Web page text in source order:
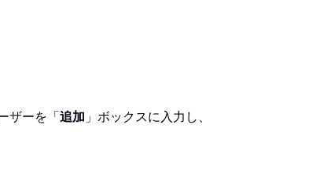
ザーを「追加 」ボックスに入力し、